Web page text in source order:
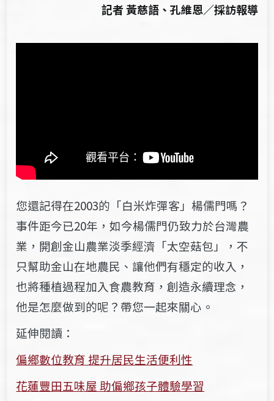
記者 黃慈語、孔維恩／採訪報導
您還記得在2003的「白米炸彈客」楊儒門嗎 ？
事件距今已20年，如今楊儒門仍致力於台灣農
業，開創金山農業淡季經濟「太空菇包」，不
只幫助金山在地農民、讓他們有穩定的收入，
也將種植過程加入食農教育，創造永續理念，
他是怎麼做到的呢？帶您一起來關心。
延伸閱讀：
偏鄉數位教育 提升居民生活便利性
花蓮豐田五味屋 助偏鄉孩子體驗學習